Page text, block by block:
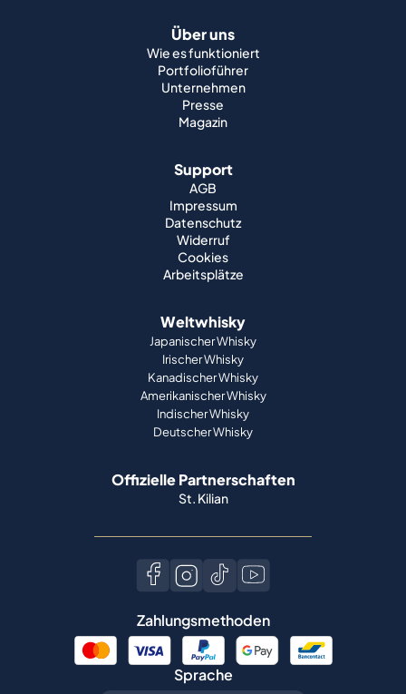
Über uns
Wie es funktioniert
Portfolioführer
Unternehmen
Presse
Magazin
Support
AGB
Impressum
Datenschutz
Widerruf
Cookies
Arbeitsplätze
Weltwhisky
Japanischer Whisky
Irischer Whisky
Kanadischer Whisky
Amerikanischer Whisky
Indischer Whisky
Deutscher Whisky
Offizielle Partnerschaften
St. Kilian
Zahlungsmethoden
Sprache